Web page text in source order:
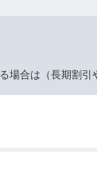
場合は（長期割引